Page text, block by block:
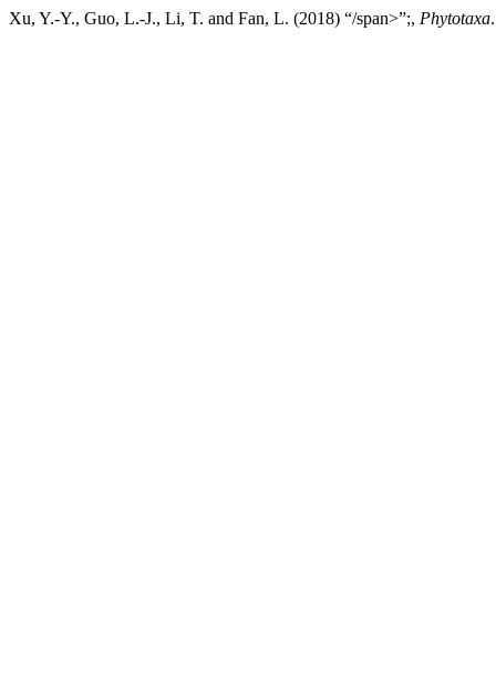
Xu, Y.-Y., Guo, L.-J., Li, T. and Fan, L. (2018) “/span>”;, Phytotaxa